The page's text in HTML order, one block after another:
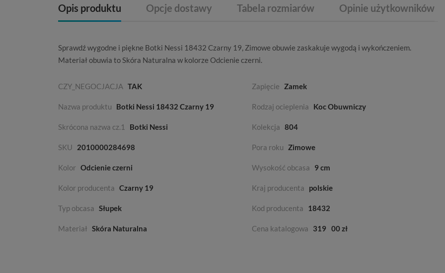
Opis produktu Opcje dostawy Tabela rozmiarów Opinie użytkowników
Sprawdź wygodne i piękne Botki Nessi 18432 Czarny 19, Zimowe obuwie zaskakuje wygodą i wykończeniem.
Materiał obuwia toSkóra Naturalna w kolorze Odcienie czerni.
CZY_NEGOCJACJA TAK
Nazwa produktu Botki Nessi 18432 Czarny 19
Skrócona nazwa cz.1 Botki Nessi
SKU 2010000284698
Kolor Odcienie czerni
Kolor producenta Czarny 19
Typ obcasa Słupek
Materiał Skóra Naturalna
Zapięcie Zamek
Rodzaj ocieplenia Koc Obuwniczy
Kolekcja 804
Pora roku Zimowe
Wysokość obcasa 9 cm
Kraj producenta polskie
Kod producenta 18432
Cena katalogowa 319 00 zł